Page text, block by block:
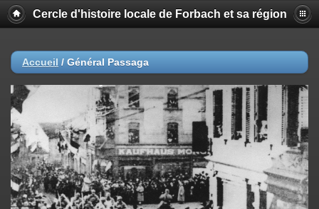
Cercle d'histoire locale de Forbach et sa région
Accueil / Général Passaga